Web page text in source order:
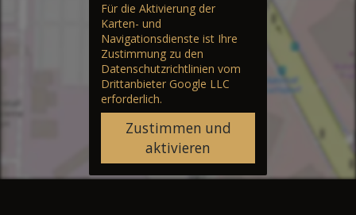
Für die Aktivierung der
Karten- und
Navigationsdienste ist Ihre
Zustimmung zu den
Datenschutzrichtlinien vom
Drittanbieter Google LLC
erforderlich.
Zustimmen und
aktivieren